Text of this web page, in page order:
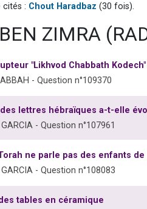
cités : Chout Haradbaz (30 fois).
ZIMRA
"Likhvod Chabbath
- Question n°109370
lettres hébraïques a-t-elle
- Question n°107961
ne parle pas des enfants de
- Question n°108083
tables en céramique